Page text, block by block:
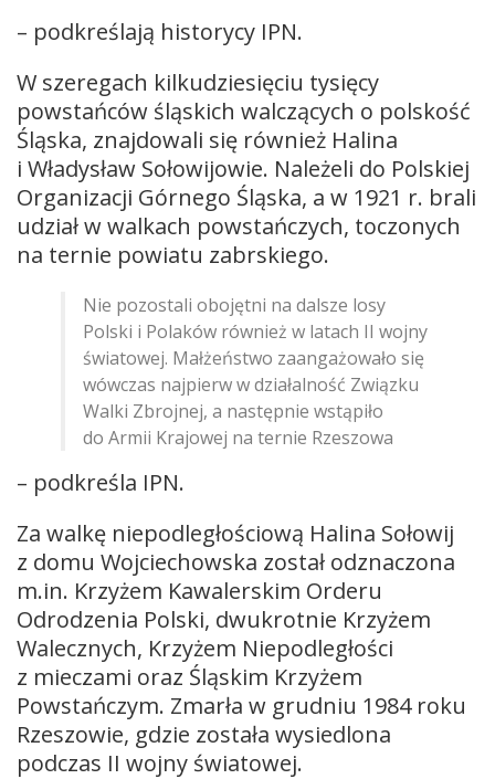
– podkreślają historycy IPN.
W szeregach kilkudziesięciu tysięcy
powstańców śląskich walczących o polskość
Śląska, znajdowali się również Halina
i Władysław Sołowijowie. Należeli do Polskiej
Organizacji Górnego Śląska, a w 1921 r. brali
udział w walkach powstańczych, toczonych
na ternie powiatu zabrskiego.
Nie pozostali obojętni na dalsze losy
Polski i Polaków również w latach II wojny
światowej. Małżeństwo zaangażowało się
wówczas najpierw w działalność Związku
Walki Zbrojnej, a następnie wstąpiło
do Armii Krajowej na ternie Rzeszowa
– podkreśla IPN.
Za walkę niepodległościową Halina Sołowij
z domu Wojciechowska został odznaczona
m.in. Krzyżem Kawalerskim Orderu
Odrodzenia Polski, dwukrotnie Krzyżem
Walecznych, Krzyżem Niepodległości
z mieczami oraz Śląskim Krzyżem
Powstańczym. Zmarła w grudniu 1984 roku
Rzeszowie, gdzie została wysiedlona
podczas II wojny światowej.